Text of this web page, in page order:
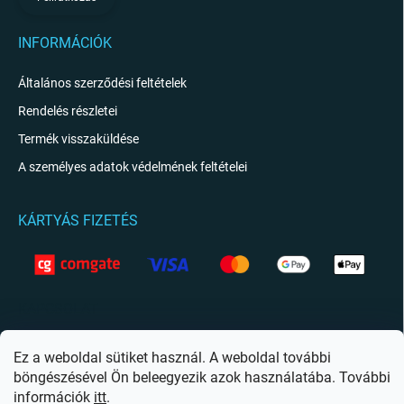
Ez a weboldal sütiket használ. A weboldal további
böngészésével Ön beleegyezik azok használatába. További
információk itt.
INFORMÁCIÓK
Általános szerződési feltételek
Rendelés részletei
Termék visszaküldése
A személyes adatok védelmének feltételei
KÁRTYÁS FIZETÉS
info @ giftio.hu
https://www.facebook.com/giftiohu